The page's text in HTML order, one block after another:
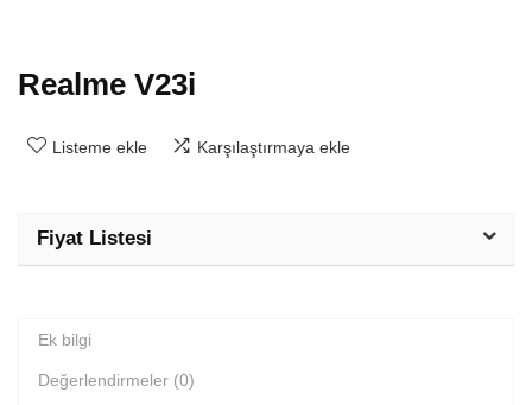
Realme V23i
Listeme ekle Karşılaştırmaya ekle
Fiyat Listesi
Ek bilgi
Değerlendirmeler (0)